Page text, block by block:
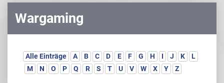
Wargaming
Alle Einträge A B C D E F G H I J K
L
M
N O P Q R S T U V W X Y Z